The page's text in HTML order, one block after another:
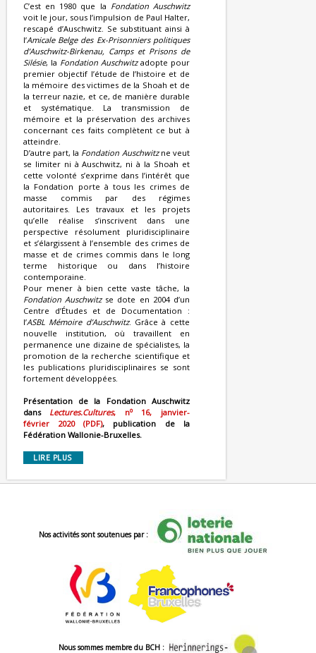
C’est en 1980 que la Fondation Auschwitz
voit le jour, sous l’impulsion de Paul Halter,
rescapé d’Auschwitz. Se substituant ainsi à
l’Amicale Belge des Ex-Prisonniers politiques
d’Auschwitz-Birkenau, Camps et Prisons de
Silésie, la Fondation Auschwitzadopte pour
premier objectif l’étude de l’histoire et de
la mémoire des victimes de la Shoah et de
la terreur nazie, et ce, de manière durable
et systématique. La transmission de
mémoire et la préservation des archives
concernant ces faits complètent ce but à
atteindre.
D’autre part, la Fondation Auschwitzne veut
se limiter ni à Auschwitz, ni à la Shoah et
cette volonté s’exprime dans l’intérêt que
la Fondation porte à tous les crimes de
masse commis par des régimes
autoritaires. Les travaux et les projets
qu’elle réalise s’inscrivent dans une
perspective résolument pluridisciplinaire
et s’élargissent à l’ensemble des crimes de
masse et de crimes commis dans le long
terme historique ou dans l’histoire
contemporaine.
Pour mener à bien cette vaste tâche, la
Fondation Auschwitzse dote en 2004 d’un
Centre d’Études et de Documentation :
l’ASBL Mémoire d’Auschwitz. Grâce à cette
nouvelle institution, où travaillent en
permanence une dizaine de spécialistes, la
promotion de la recherche scientifique et
les publications pluridisciplinaires se sont
fortement développées.
Présentation de la Fondation Auschwitz
dans Lectures.Cultures, no16, janvier-
février 2020 (PDF), publication de la
Fédération Wallonie-Bruxelles.
LIRE PLUS
Nos activités sont soutenues par :
Nous sommes membre du BCH :